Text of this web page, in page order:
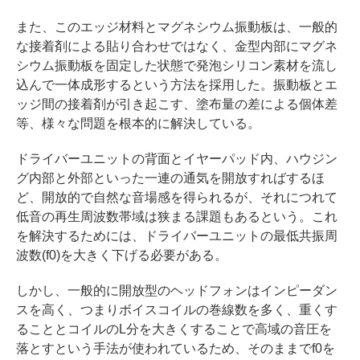
また、このエッジ材料とマグネシウム振動板は、一般的
な接着剤による貼り合わせではなく、金型内部にマグネ
シウム振動板を固定した状態で発泡シリコン素材を流し
込んで一体成形するという方法を採用した。振動板とエ
ッジ間の接着剤が引き起こす、塗布量の差による個体差
等、様々な問題を根本的に解決している。
ドライバーユニットの背面とイヤーパッド内、ハウジン
グ内部と外部といった一連の通気を開放すればするほ
ど、開放的で自然な音場感を得られるが、それにつれて
低音の再生周波数帯域は狭まる課題もあるという。これ
を解決するためには、ドライバーユニットの最低共振周
波数(f0)を大きく下げる必要がある。
しかし、一般的に開放型のヘッドフォンはインピーダン
スを高く、つまりボイスコイルの巻線数を多く、重くす
ることとコイルのL分を大きくすることで高域の音圧を
落とすという手法が使われているため、そのままでf0を